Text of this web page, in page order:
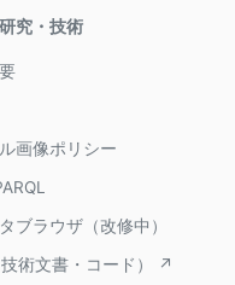
究・技術
画像ポリシー
ブラウザ（改修中）
術文書・コード） ↗